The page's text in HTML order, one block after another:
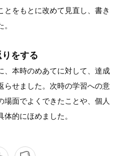
とをもとに改めて見直し、書き
りをする
、本時のめあてに対して、達成
らせました。次時の学習への意
場面でよくできたことや、個人
的にほめました。